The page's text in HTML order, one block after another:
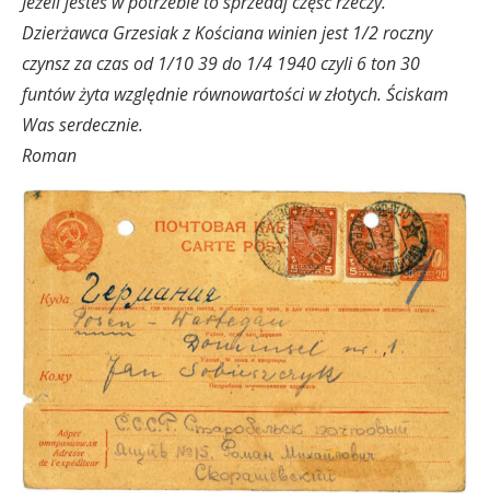
Dzierżawca Grzesiak z Kościana winien jest 1/2 roczny
czynsz za czas od 1/10 39 do 1/4 1940 czyli 6 ton 30
funtów żyta względnie równowartości w złotych. Ściskam
Was serdecznie.
Roman